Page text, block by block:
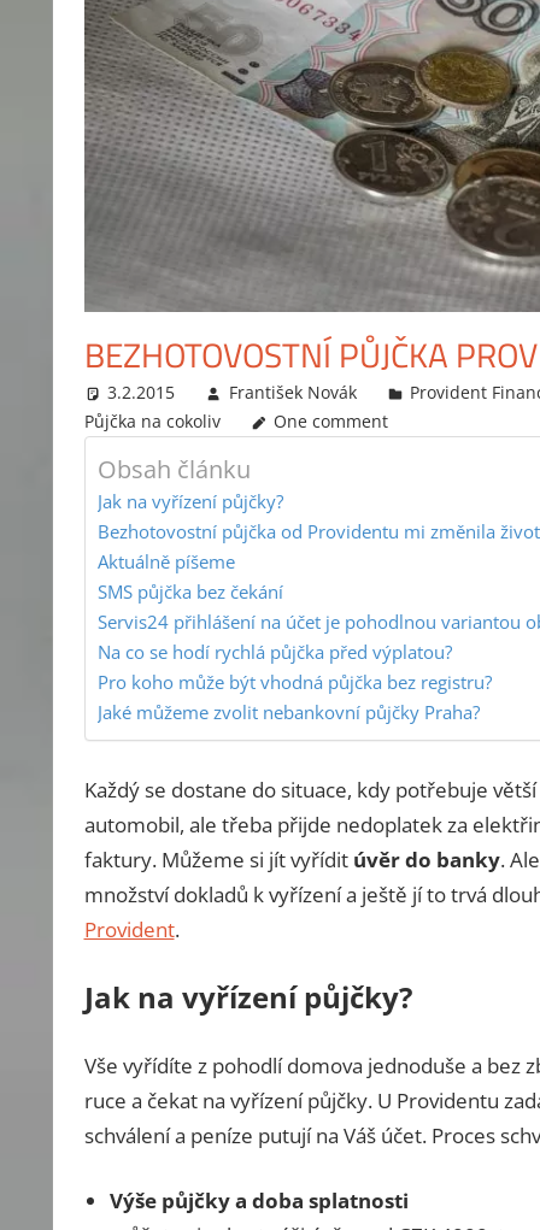
BEZHOTOVOSTNÍ PŮJČKA
3.2.2015 František Novák
Provident
Půjčka na cokoliv
One comment
Obsah článku
Jak na vyřízení půjčky?
Bezhotovostní půjčka od Providentu mi změnila život
Aktuálně píšeme
SMS půjčka bez čekání
Servis24 přihlášení na účet je pohodlnou variantou
Na co se hodí rychlá půjčka před výplatou?
Pro koho může být vhodná půjčka bez registru?
Jaké můžeme zvolit nebankovní půjčky Praha?
Každý se dostane do situace, kdy potřebuje
automobil, ale třeba přijde nedoplatek za
faktury. Můžeme si jít vyřídit úvěr do banky.
množství dokladů k vyřízení a ještě jí to trvá
Provident.
Jak na vyřízení půjčky?
Vše vyřídíte z pohodlí domova jednoduše a bez
ruce a čekat na vyřízení půjčky. U Providentu
schválení a peníze putují na Váš účet. Proces
Výše půjčky a doba splatnosti